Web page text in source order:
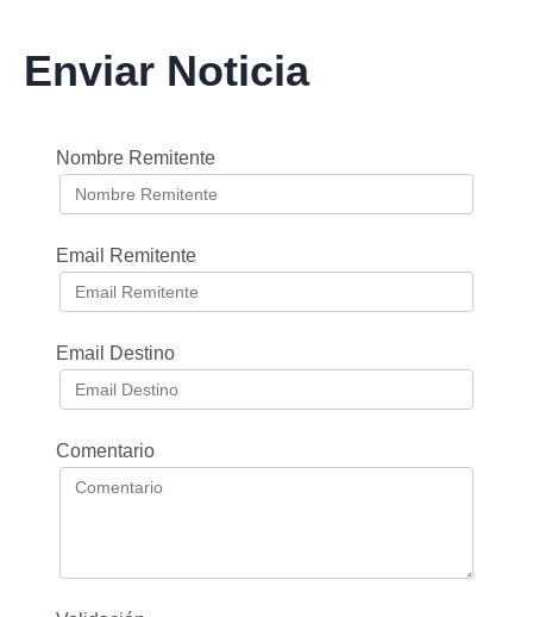
Enviar Noticia
Nombre Remitente
Email Remitente
Email Destino
Comentario